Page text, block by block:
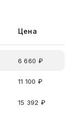
Цена
6 660 ₽
11 100 ₽
15 392 ₽